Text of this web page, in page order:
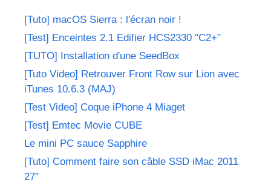
[Tuto] macOS Sierra : l'écran noir !
[Test] Enceintes 2.1 Edifier HCS2330 "C2+"
[TUTO] Installation d'une SeedBox
[Tuto Video] Retrouver Front Row sur Lion avec
iTunes 10.6.3 (MAJ)
[Test Video] Coque iPhone 4 Miaget
[Test] Emtec Movie CUBE
Le mini PC sauce Sapphire
[Tuto] Comment faire son câble SSD iMac 2011
27"